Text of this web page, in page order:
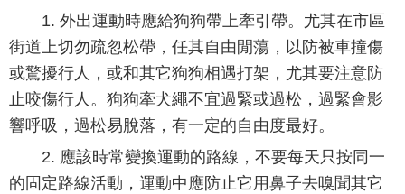
1. 外出運動時應給狗狗帶上牽引帶。尤其在市區
街道上切勿疏忽松帶，任其自由閒蕩，以防被車撞傷
或驚擾行人，或和其它狗狗相遇打架，尤其要注意防
止咬傷行人。狗狗牽犬繩不宜過緊或過松，過緊會影
響呼吸，過松易脫落，有一定的自由度最好。
2. 應該時常變換運動的路線，不要每天只按同一
的固定路線活動，運動中應防止它用鼻子去嗅聞其它